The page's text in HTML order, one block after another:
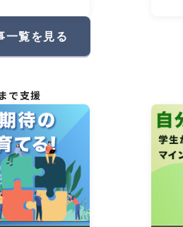
一覧を見る
で支援